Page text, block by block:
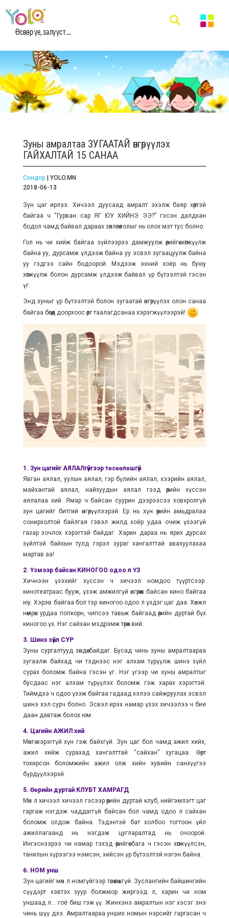
Өсвөр үе, залууст ...
Зуны амралтаа ЗУГААТАЙ өнгөрүүлэх
ГАЙХАЛТАЙ 15 САНАА
Сондор | YOLO.MN
2018-06-13
Зун цаг ирлээ. Хичээл дуусаад амралт эхэлж баяр хөөртэй
байгаа ч “Гурван сар ЯГ ЮУ ХИЙНЭ ЭЭ?” гэсэн далдхан
бодол чамд байвал дараах зөвлөгөө голыг нь олох мэт тус болно.
Гол нь чи хийж байгаа зүйлээрээ дамжуулж өөрийгөө хөгжүүлж
байна уу, дурсамж үлдээж байна уу эсвэл зугаацуулж байна
уу гэдгээ сайн бодоорой. Мэдээж эхний хоёр нь буюу
хөгжүүлж болон дурсамж үлдээж байвал үр бүтээлтэй гэсэн
үг.
Энд зуныг үр бүтээлтэй болон зугаатай өнгөрүүлэх олон санаа
байгаа бөгөөд доорхоос өөрт таалагдсанаа хэрэгжүүлээрэй!
1. Зун цагийг АЯЛАЛгүйгээр төсөөлөшгүй
Явган аялал, уулын аялал, гэр бүлийн аялал, хээрийн аялал,
майхантай аялал, найзуудын аялал гээд өөрийн хүссэн
аялалаа хий. Ямар ч байсан суурин дээрээсээ ховхролгүй
зун цагийг битгий өнгөрүүлээрэй. Ер нь хүн өөрийн амьдралаа
сонирхолтой байлгая гэвэл жилд хоёр удаа очиж үзээгүй
газар зочлох хэрэгтэй байдаг. Харин дараа нь ярих дурсах
зүйлтэй байхын тулд гэрэл зураг хангалттай авахуулахаа
мартав аа!
2. Үзмээр байсан КИНОГОО одоо л ҮЗ
Хичнээн үзэхийг хүссэн ч хичээл номдоо түүртсээр
кинотеатраас бууж, үзэж амжилгүй өнгөрөөж байсан кино байгаа
юу. Хэрэв байгаа бол тэр киногоо одоо л үздэг цаг даа. Хөнжлөө
нөмрөн урдаа попкорн, чипсээ тавьж байгаад өөрийн дуртай бүх
киногоо үз. Нэг сайхан мэдрэмж төрөх вий.
3. Шинэ зүйл СУР
Зуны сургалтууд зөндөө байдаг. Бусад чинь зуны амралтаараа
зугаалж байхад чи тэднээс нэг алхам түрүүлж шинэ зүйл
сурах боломж байна гэсэн үг. Нэг үгээр чи зуны амралтыг
бусдаас нэг алхам түрүүлэх боломж гэж харах хэрэгтэй.
Тиймдээ ч одоо үзэж байгаа гадаад хэлээ сайжруулах эсвэл
шинэ хэл сурч болно. Эсвэл ирэх намар үзэх хичээлээ ч бие
даан давтаж болох юм.
4. Цагийн АЖИЛ хий
Мөнгө хэрэггүй хүн гэж байхгүй. Зун цаг бол чамд ажил хийх,
ажил хийж сурахад хангалттай “сайхан” хугацаа. Өөрт
тохирсон боломжийн ажил олж хийн хувийн санхүүгээ
бүрдүүлээрэй.
5. Өөрийн дуртай КЛУБТ ХАМРАГД
Мөн л хичээл хичээл гэсээр өөрийн дуртай клуб, нийгэмлэгт цаг
гаргаж нэгдэж чаддаггүй байсан бол чамд одоо л сайхан
боломж олдож байна. Тэдэнтэй бат холбоо тогтоон үйл
ажиллагаанд нь нэгдэж цугларалтад нь очоорой.
Ингэснээрээ чи намар гэхэд өөрийгөө бага ч гэсэн хөгжүүлсэн,
танилын хүрээгээ нэмсэн, хийсэн үр бүтээлтэй нэгэн байна.
6. НОМ унш
Зун цагийг мөн л номгүйгээр төсөөлөшгүй. Зуслангийн байшингийн
сүүдэрт хэвтэх зуур болжмор жиргээд л, харин чи ном
уншаад л... гоё биш гэж үү. Жинхэнэ амралтын нэг хэсэг энэ
чинь шүү дээ. Амралтаараа унших номын нэрсийг гаргасан ч